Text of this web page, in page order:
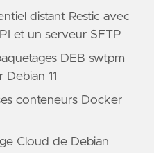
distant Restic avec
et un serveur SFTP
DEB swtpm
11
conteneurs Docker
Cloud de Debian